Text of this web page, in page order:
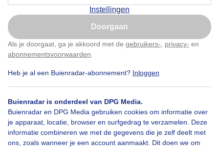
Instellingen
Doorgaan
Als je doorgaat, ga je akkoord met de gebruikers- privacy- en
abonnementsvoorwaarden
Heb je al een Buienradar-abonnement? Inloggen
Buienradar is onderdeel van DPG Media.
Buienradar en DPG Media gebruiken cookies om informatie over
je apparaat, locatie, browser en surfgedrag te verzamelen. Deze
informatie combineren we met de gegevens die je zelf deelt met
ons, zoals wanneer je een account aanmaakt. Dit doen we om
Mooie vrij zonnige dag, ook wat sluierwolken
Door: ria brasser Gemaakt: 06-04-2026, 29x bekeken
Bekijk slideshow
Nu niet, misschien later
Klik hierom dit aan te passen